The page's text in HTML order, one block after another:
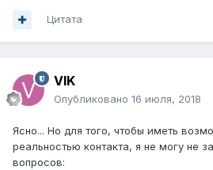
Цитата
VIK
Опубликовано 16 июля, 2018
Ясно... Но для того, чтобы иметь
реальностью контакта, я не могу не
вопросов: